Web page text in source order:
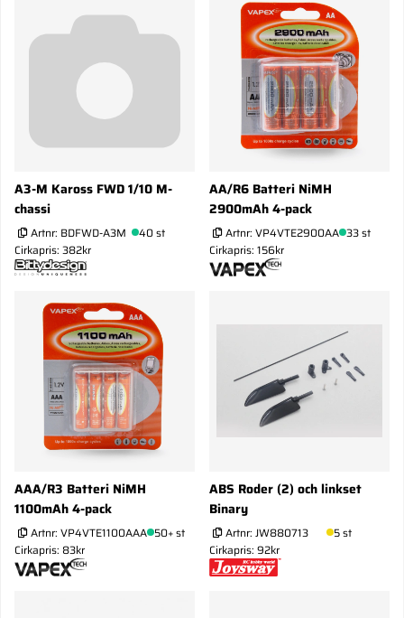
A3-M Kaross FWD 1/10 M-
chassi
Artnr: BDFWD-A3M
40 st
Cirkapris: 382kr
AA/R6 Batteri NiMH
2900mAh 4-pack
Artnr: VP4VTE2900AA 33 st
Cirkapris: 156kr
AAA/R3 Batteri NiMH
1100mAh 4-pack
Artnr: VP4VTE1100AAA 50+ st
Cirkapris: 83kr
ABS Roder (2) och linkset
Binary
Artnr: JW880713
5 st
Cirkapris: 92kr